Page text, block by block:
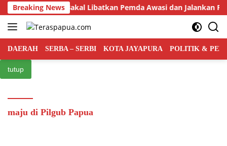
Langsung
ke
konten
Breaking News
Pusat Bakal Libatkan Pemda Awasi dan Jalankan
DAERAH SERBA – SERBI KOTA JAYAPURA POLITIK &
tutup
maju di Pilgub Papua